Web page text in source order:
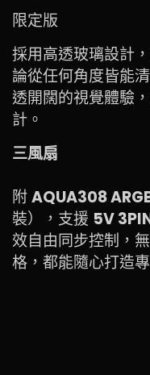
限定版
採用高透玻璃設計
論從任何角度皆能
透開闊的視覺體驗
計。
三風扇
附AQUA308
裝），支援 5V
效自由同步控制，
格，都能隨心打造